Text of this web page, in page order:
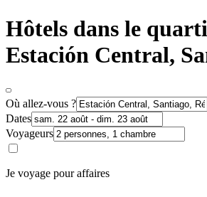
Hôtels dans le
Estación Central,
Où allez-vous ?
Dates
Voyageurs
Je voyage pour affaires